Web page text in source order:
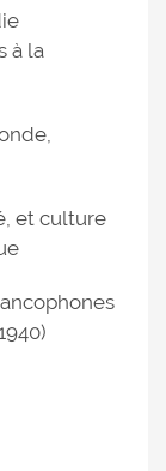
à la
et culture